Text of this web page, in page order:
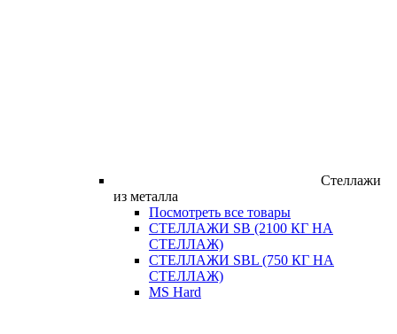
Стеллажи
из металла
Посмотреть все товары
СТЕЛЛАЖИ SB (2100 КГ НА
СТЕЛЛАЖ)
СТЕЛЛАЖИ SBL (750 КГ НА
СТЕЛЛАЖ)
MS Hard